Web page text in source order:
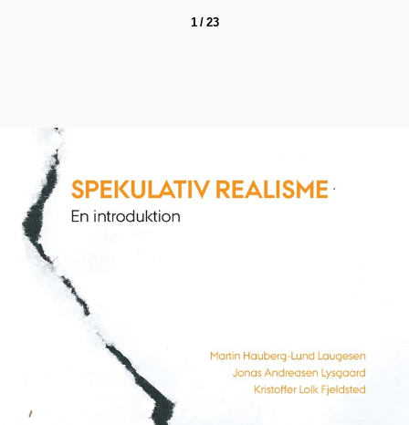
1 / 23